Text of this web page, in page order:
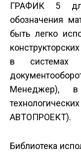
ГРАФИК 5
обозначения
быть легко
в системах
Менеджер), в
АВТОПРОЕКТ).
Библиотека